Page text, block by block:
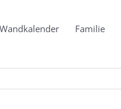
Wandkalender Familie